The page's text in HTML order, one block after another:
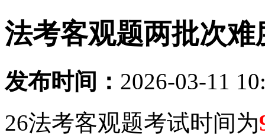
法考客观题两批次
发布时间： 2026-03-11
26法考客观题考试时间为